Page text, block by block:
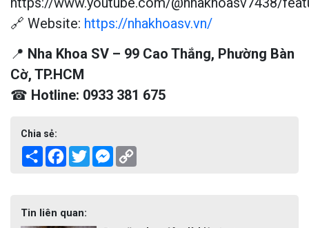
🔗 Website: https://nhakhoasv.vn/
📍 Nha Khoa SV – 99 Cao Thắng, Phường Bàn
Cờ, TP.HCM
☎ Hotline: 0933 381 675
Chia sẻ:
Share Facebook
TwitterMessenger
Tin liên quan: